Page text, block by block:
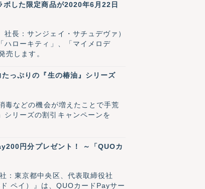
した限定商品が2020年6月22日
長：サンジェイ・サチュデヴァ）
ハローキティ」、「マイメロデ
売します。
っぷりの『生の椿油』シリーズ
毒などの機会が増えたことで手荒
シリーズの割引キャンペーンを
円分プレゼント！ ～「QUOカ
：東京都中央区、代表取締役社
ペイ）』は、QUOカードPayサー